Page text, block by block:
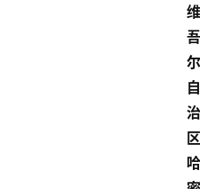
维
吾
尔
自
治
区
哈